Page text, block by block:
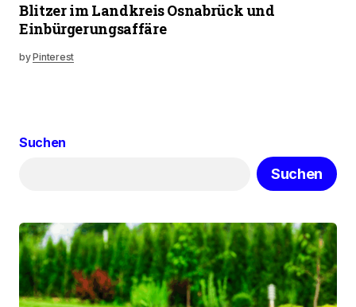
Blitzer im Landkreis Osnabrück und
Einbürgerungsaffäre
byPinterest
Suchen
Suchen